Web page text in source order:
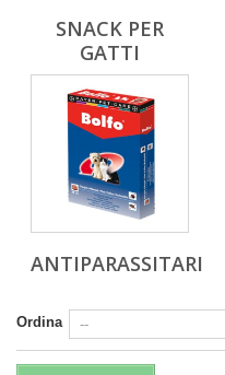
SNACK PER
GATTI
ANTIPARASSITARI
Ordina